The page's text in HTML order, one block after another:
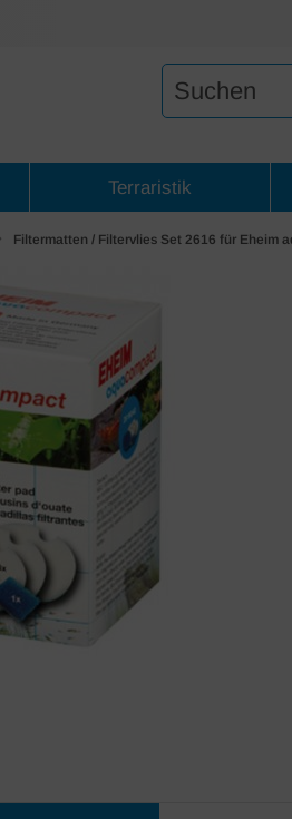
Terraristik
Filtermatten / Filtervlies Set 2616 für Eheim